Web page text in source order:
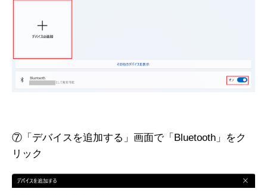
⑦「デバイスを追加する」画面で「Bluetooth」をク
リック